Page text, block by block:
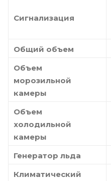
Сигнализация
Общий объем
Объем
морозильной
камеры
Объем
холодильной
камеры
Генератор льда
Климатический